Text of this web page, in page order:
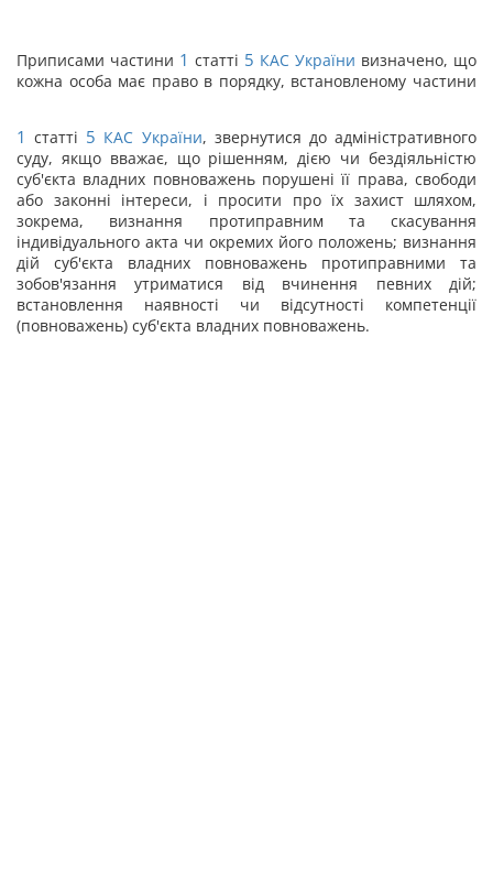
Приписами частини 1 статті 5 КАС України визначено, що
кожна особа має право в порядку, встановленому частини
1 статті 5 КАС України, звернутися до адміністративного
суду, якщо вважає, що рішенням, дією чи бездіяльністю
суб'єкта владних повноважень порушені її права, свободи
або законні інтереси, і просити про їх захист шляхом,
зокрема, визнання протиправним та скасування
індивідуального акта чи окремих його положень; визнання
дій суб'єкта владних повноважень протиправними та
зобов'язання утриматися від вчинення певних дій;
встановлення наявності чи відсутності компетенції
(повноважень) суб'єкта владних повноважень.